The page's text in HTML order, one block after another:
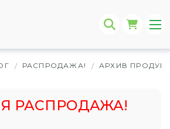
/ РАСПРОДАЖА! / АРХИВ
РАСПРОДАЖА!